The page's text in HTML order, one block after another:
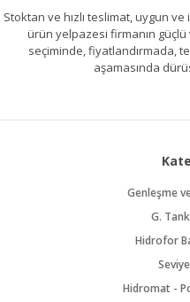
Stoktan ve hızlı teslimat, uygun ve
ürün yelpazesi firmanın
seçiminde, fiyatlandırmada,
aşamasında
Genleşme
G.
Hidrofor
Hidromat -